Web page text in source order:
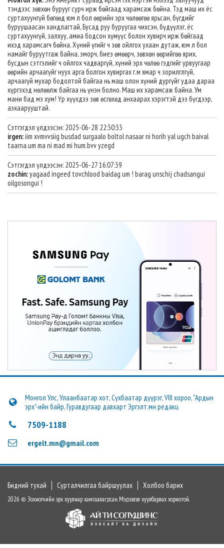
тэндээс зөвхөн бурууг сурч ирж бөйгаад харамсаж бөйна. Тэд маш их ёс
суртахуунгүй бөгөөд юм л бол өөрийн эрх чөлөөгөө ярьсан, бүгдийг
буруушаасан хандлагтай, Бусад руу буруугаа чихсэн, бүдүүлэг, ёс
суртахуунгүй, залхуу, амиа бодсон хүмүүс болон хувирч ирж бөйгаад
ихэд харамсагч бөйна. Хүний үгийг ч зөв ойлгох ухаан дутаж, юм л бол
намайг буруутгаж байна, эморч, биеэ өмөөрч, зөвхөн өөрийгөө ярих,
бусдын сэтгэлийг ч ойлгох чадваргүй, хүний эрх чөлөө гэдгийг урвуугаар
өөрийн арчаагүйг нуух арга болгон хувиргах г.м ямар ч зорилглгүй,
арчаагүй мухар бодолтой байгаа нь маш олон хүний дургүйг удаа дараа
хүргэхэд нөлөөлж байгаа нь үнэн болно. Маш их харамсаж байна. Ум
мани бад мэ хум! Үр хүүхдээ зөв өсгөхөд анхаарах хэрэгтэй дээ бүгдээр,
аэхаарууштай.
Сэтгэгдэл үлдээсэн: 2025-06-28 22:30:33
irgen:iim xvmvvsiig busdad surgaalo boltol nasaar ni horih yal ugch baival
taarna.um ma ni mad mi hum.bvv yzegd
Сэтгэгдэл үлдээсэн: 2025-06-27 16:07:39
zochin:yagaad ingeed tovchlood baidag um ! barag unschij chadsangui
oilgosongui !
Монгол Улс, Улаанбаатар хот, Сүхбаатар дүүрэг, VIII хороо, "Ардын
эрх"-ийн байр, Гуравдугаар давхарт Эргэлт.мн редакц
7509-1188
ergelt.mn@gmail.com
Бидний тухай Сурталчилгаа байршуулах Холбоо барих
2026 © Зохиогчийн эрх хуулиар хамгаалагдсан. Мэдээлэл хуулбарлах хориотой.